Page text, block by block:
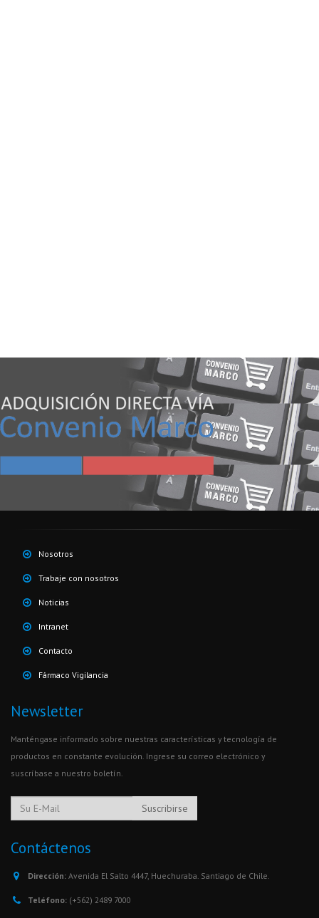
Nosotros
Trabaje con nosotros
Noticias
Intranet
Contacto
Fármaco Vigilancia
Newsletter
Manténgase informado sobre nuestras características y tecnología de
productos en constante evolución. Ingrese su correo electrónico y
suscríbase a nuestro boletín.
Suscribirse
Contáctenos
Dirección: Avenida El Salto 4447, Huechuraba. Santiago de Chile.
Teléfono: (+562) 2489 7000